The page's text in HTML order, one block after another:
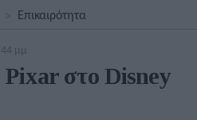
Επικαιρότητα
μμ
Pixar στο Disney